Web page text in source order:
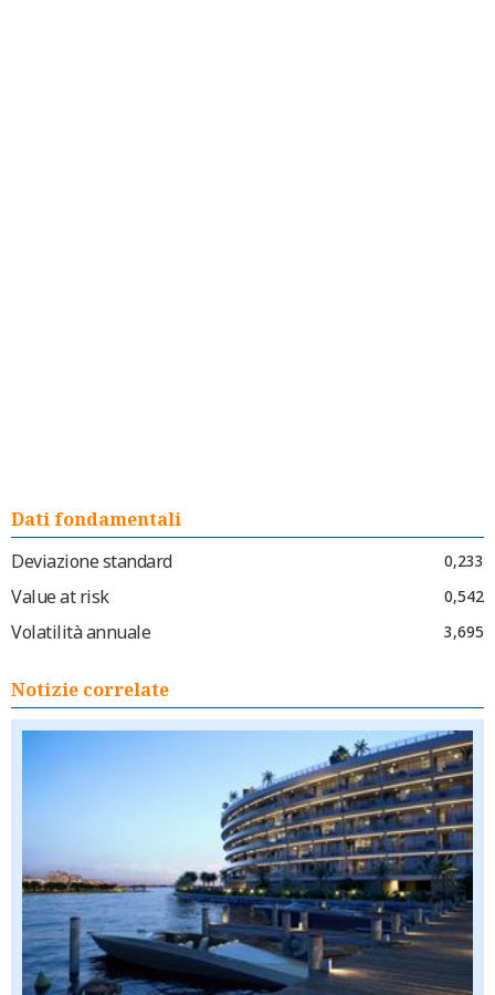
Dati fondamentali
Deviazione standard
0,233
Value at risk 0,542
Volatilità annuale 3,695
Notizie correlate